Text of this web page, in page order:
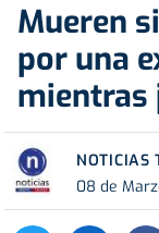
Mueren
por una
mientras
NOTICIAS
08 de